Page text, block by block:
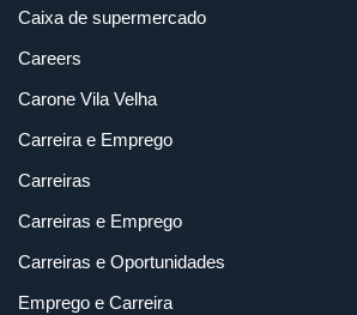
Caixa de supermercado
Careers
Carone Vila Velha
Carreira e Emprego
Carreiras
Carreiras e Emprego
Carreiras e Oportunidades
Emprego e Carreira